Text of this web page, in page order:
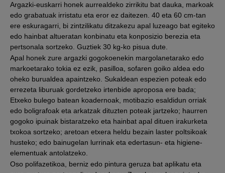
Argazki-euskarri honek aurrealdeko zirrikitu bat dauka, markoak
edo grabatuak irristatu eta eror ez daitezen. 40 eta 60 cm-tan
ere eskuragarri, bi zintzilikatu ditzakezu apal luzeago bat egiteko
edo hainbat altueratan konbinatu eta konposizio berezia eta
pertsonala sortzeko. Guztiek 30 kg-ko pisua dute.
Apal honek zure argazki gogokoenekin margolanetarako edo
markoetarako tokia ez ezik, pasilloa, sofaren goiko aldea edo
oheko burualdea apaintzeko. Sukaldean espezien poteak edo
errezeta liburuak gordetzeko irtenbide aproposa ere bada;
Etxeko bulego batean koadernoak, motibazio esaldidun orriak
edo boligrafoak eta arkatzak dituzten poteak jartzeko; haurren
gogoko ipuinak bistaratzeko eta hainbat apal dituen irakurketa
txokoa sortzeko; aretoan etxera heldu bezain laster poltsikoak
husteko; edo bainugelan lurrinak eta edertasun- eta higiene-
elementuak antolatzeko.
Oso polifazetikoa, berniz edo pintura geruza bat aplikatu eta